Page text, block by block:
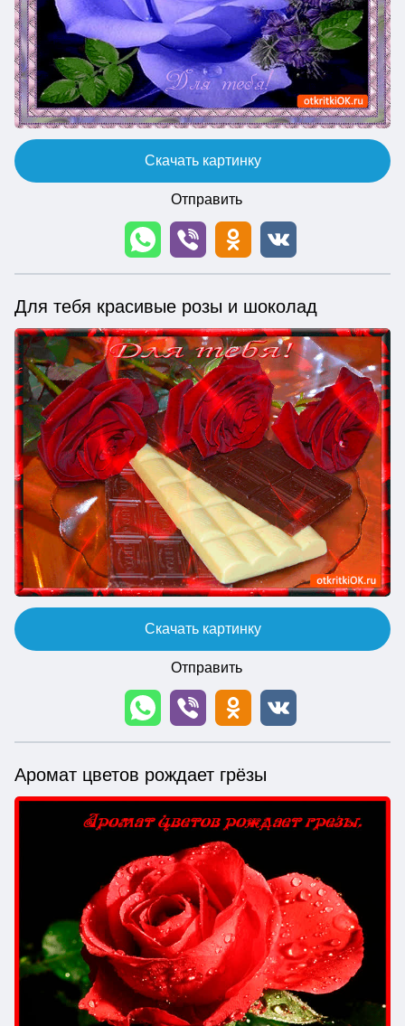
Скачать картинку
Отправить
Для тебя красивые розы и шоколад
Скачать картинку
Отправить
Аромат цветов рождает грёзы